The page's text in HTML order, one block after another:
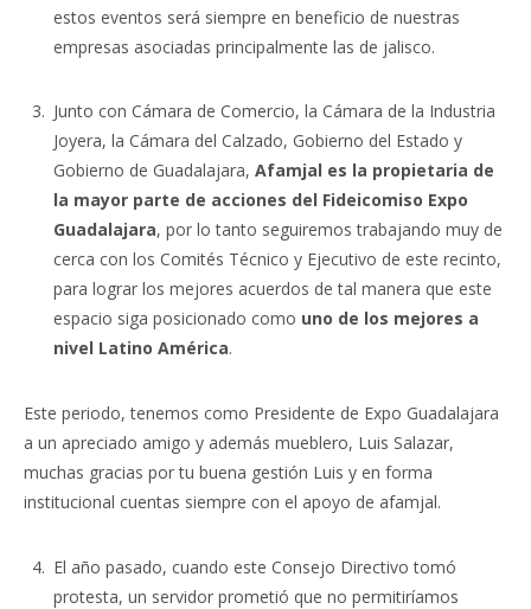
estos eventos será siempre en beneficio de nuestras
empresas asociadas principalmente las de jalisco.
Junto con Cámara de Comercio, la Cámara de la Industria
Joyera, la Cámara del Calzado, Gobierno del Estado y
Gobierno de Guadalajara, Afamjal es la propietaria de
la mayor parte de acciones del Fideicomiso Expo
Guadalajara, por lo tanto seguiremos trabajando muy de
cerca con los Comités Técnico y Ejecutivo de este recinto,
para lograr los mejores acuerdos de tal manera que este
espacio siga posicionado como uno de los mejores a
nivel Latino América.
Este periodo, tenemos como Presidente de Expo Guadalajara
a un apreciado amigo y además mueblero, Luis Salazar,
muchas gracias por tu buena gestión Luis y en forma
institucional cuentas siempre con el apoyo de afamjal.
El año pasado, cuando este Consejo Directivo tomó
protesta, un servidor prometió que no permitiríamos